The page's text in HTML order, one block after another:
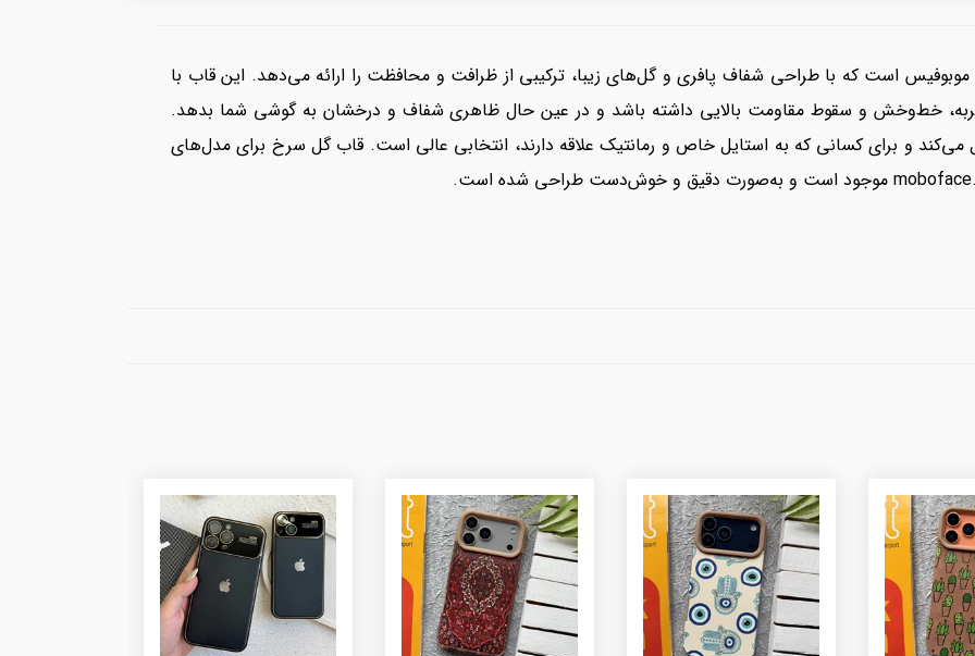
است که با طراحی شفاف پافری و گل‌های زیبا، ترکیبی از ظرافت و محافظت را ارائه می‌دهد. این قاب با
خط‌وخش و سقوط مقاومت بالایی داشته باشد و در عین حال ظاهری شفاف و درخشان به گوشی شما بدهد.
و برای کسانی که به استایل خاص و رمانتیک علاقه دارند، انتخابی عالی است. قاب گل سرخ برای مدل‌های